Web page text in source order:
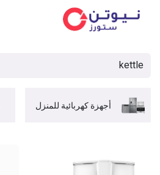
أجهزة كهربائية للمنزل